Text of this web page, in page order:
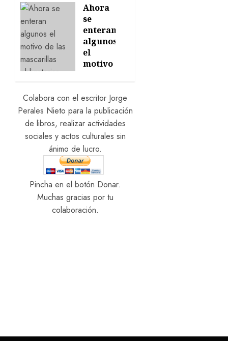
salud
psicológica
24/06/2026
Ahora
se
enteran
algunos
el
motivo
obligatorias
22/06/2026
0
Colabora con el escritor Jorge
Perales Nieto para la publicación
de libros, realizar actividades
sociales y actos culturales sin
ánimo de lucro.
Pincha en el botón Donar.
Muchas gracias por tu
colaboración.